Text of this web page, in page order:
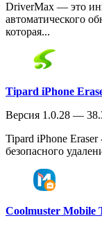
DriverMax — это
автоматического
которая...
Tipard iPhone
Версия 1.0.28 —
Tipard iPhone
безопасного
Coolmuster Mobile